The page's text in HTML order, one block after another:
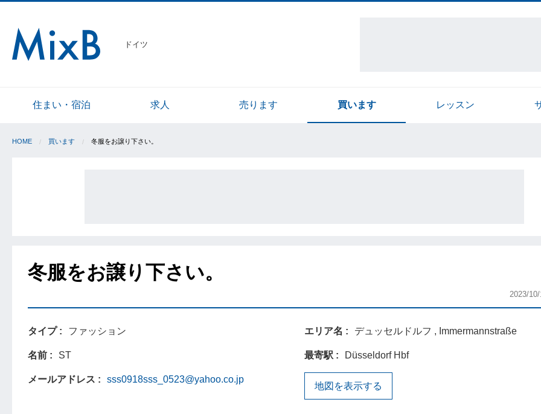
ドイツ
住まい・宿泊 求人 売ります 買います レッスン
HOME 買います 冬服をお譲り下さい。
冬服をお譲り下さい。
2023/
タイプ ファッション
名前 ST
メールアドレス sss0918sss_0523@yahoo.co.jp
エリア名 デュッセルドルフ , Immermannstraße
最寄駅 Düsseldorf Hbf
地図を表示する